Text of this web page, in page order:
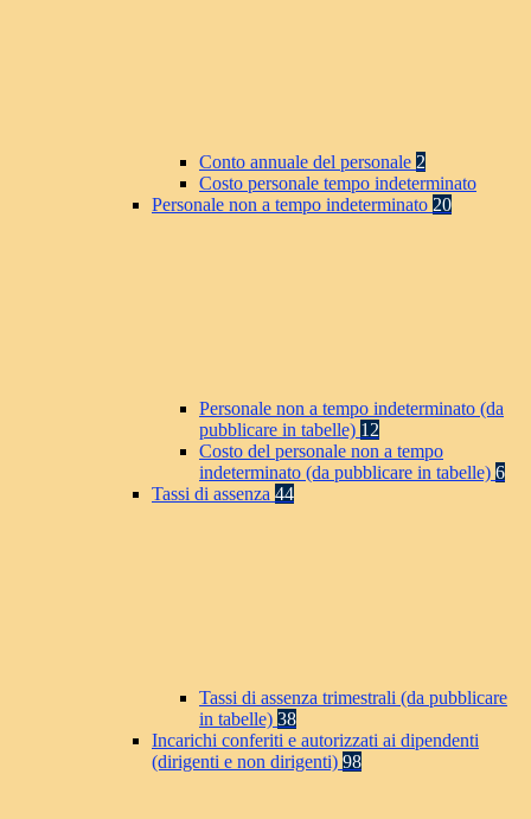
Conto annuale del personale 2
Costo personale tempo indeterminato
Personale non a tempo indeterminato 20
Personale non a tempo indeterminato (da
pubblicare in tabelle) 12
Costo del personale non a tempo
indeterminato (da pubblicare in tabelle) 6
Tassi di assenza 44
Tassi di assenza trimestrali (da pubblicare
in tabelle) 38
Incarichi conferiti e autorizzati ai dipendenti
(dirigenti e non dirigenti) 98